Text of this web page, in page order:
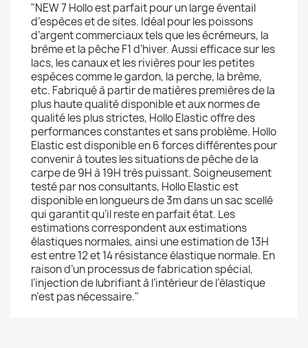
"NEW 7 Hollo est parfait pour un large éventail
d’espèces et de sites. Idéal pour les poissons
d’argent commerciaux tels que les écrémeurs, la
brème et la pêche F1 d’hiver. Aussi efficace sur les
lacs, les canaux et les rivières pour les petites
espèces comme le gardon, la perche, la brème,
etc. Fabriqué à partir de matières premières de la
plus haute qualité disponible et aux normes de
qualité les plus strictes, Hollo Elastic offre des
performances constantes et sans problème. Hollo
Elastic est disponible en 6 forces différentes pour
convenir à toutes les situations de pêche de la
carpe de 9H à 19H très puissant. Soigneusement
testé par nos consultants, Hollo Elastic est
disponible en longueurs de 3m dans un sac scellé
qui garantit qu’il reste en parfait état. Les
estimations correspondent aux estimations
élastiques normales, ainsi une estimation de 13H
est entre 12 et 14 résistance élastique normale. En
raison d’un processus de fabrication spécial,
l’injection de lubrifiant à l’intérieur de l’élastique
n’est pas nécessaire."